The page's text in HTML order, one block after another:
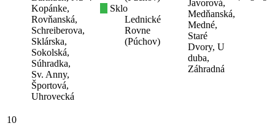
Kopánke,
Rovňanská,
Schreiberova,
Sklárska,
Sokolská,
Súhradka,
Sv. Anny,
Športová,
Uhrovecká
Sklo
Lednické
Rovne
(Púchov)
Javorová,
Medňanská,
Medné,
Staré
Dvory, U
duba,
Záhradná
10